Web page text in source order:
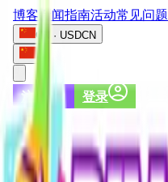
博客新闻指南活动常见问题
CN · USDCN
注册 登录
注册